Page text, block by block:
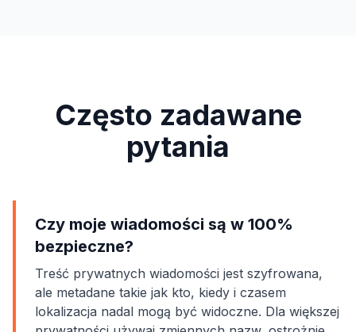
Często zadawane
pytania
Czy moje wiadomości są w 100%
bezpieczne?
Treść prywatnych wiadomości jest szyfrowana,
ale metadane takie jak kto, kiedy i czasem
lokalizacja nadal mogą być widoczne. Dla większej